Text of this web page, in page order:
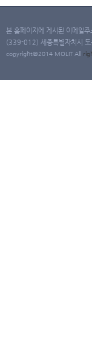
본 홈페이지에 게시된 이메일
(339-012) 세종특별자치시
copyright@2014 MOLIT All